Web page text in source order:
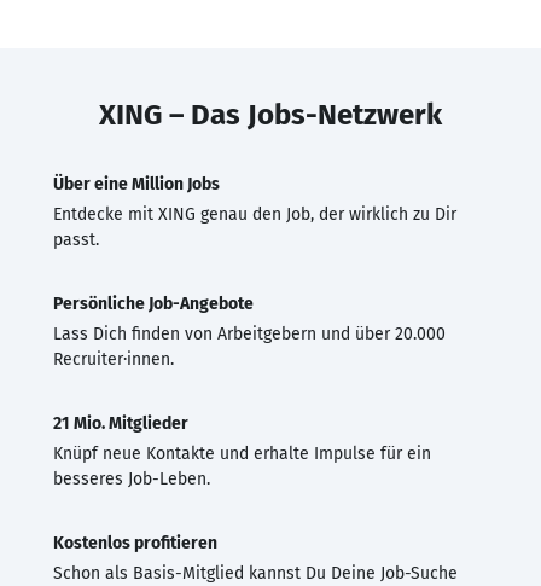
XING – Das Jobs-Netzwerk
Über eine Million Jobs
Entdecke mit XING genau den Job, der wirklich zu Dir
passt.
Persönliche Job-Angebote
Lass Dich finden von Arbeitgebern und über 20.000
Recruiter·innen.
21 Mio. Mitglieder
Knüpf neue Kontakte und erhalte Impulse für ein
besseres Job-Leben.
Kostenlos profitieren
Schon als Basis-Mitglied kannst Du Deine Job-Suche